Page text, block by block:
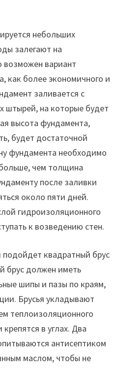
небольших
залегают на
возможен вариант
как более экономичного и
заливается с
штырей, на которые будет
высота фундамента,
будет достаточной
фундамента необходимо
чем толщина
после заливки
около пяти дней.
гидроизоляционного
к возведению стен.
квадратный брус
брус должен иметь
шипы и пазы по краям,
Брусья укладывают
теплоизоляционного
в углах. Два
антисептиком
маслом, чтобы не